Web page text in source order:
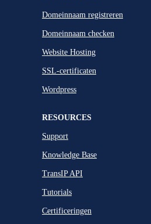
Domeinnaam registreren
Domeinnaam checken
Website Hosting
SSL-certificaten
Wordpress
RESOURCES
Support
Knowledge Base
TransIP API
Tutorials
Certificeringen